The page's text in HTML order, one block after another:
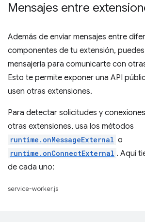
Mensajes entre
Además de enviar mensajes entre
componentes de tu extensión,
mensajería para comunicarte con
Esto te permite exponer una API
usen otras extensiones.
Para detectar solicitudes y
otras extensiones, usa los métodos
runtime.onMessageExternal o
runtime.onConnectExternal . Aquí
de cada uno:
service-worker.js